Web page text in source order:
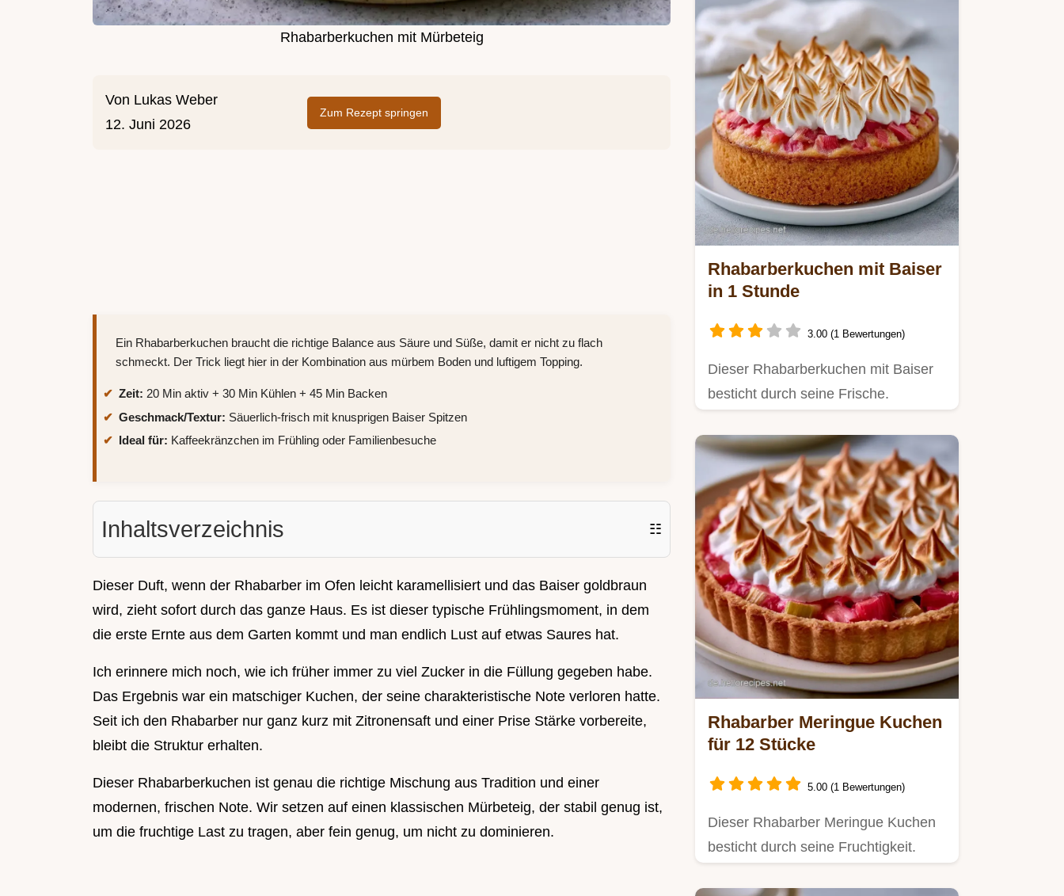
Rhabarberkuchen mit Mürbeteig
Von Lukas Weber
12. Juni 2026
Zum Rezept springen
Ein Rhabarberkuchen braucht die richtige Balance aus Säure und Süße, damit er nicht zu flach
schmeckt. Der Trick liegt hier in der Kombination aus mürbem Boden und luftigem Topping.
Zeit: 20 Min aktiv + 30 Min Kühlen + 45 Min Backen
Geschmack/Textur: Säuerlich-frisch mit knusprigen Baiser Spitzen
Ideal für: Kaffeekränzchen im Frühling oder Familienbesuche
Inhaltsverzeichnis ☷
Dieser Duft, wenn der Rhabarber im Ofen leicht karamellisiert und das Baiser goldbraun
wird, zieht sofort durch das ganze Haus. Es ist dieser typische Frühlingsmoment, in dem
die erste Ernte aus dem Garten kommt und man endlich Lust auf etwas Saures hat.
Ich erinnere mich noch, wie ich früher immer zu viel Zucker in die Füllung gegeben habe.
Das Ergebnis war ein matschiger Kuchen, der seine charakteristische Note verloren hatte.
Seit ich den Rhabarber nur ganz kurz mit Zitronensaft und einer Prise Stärke vorbereite,
bleibt die Struktur erhalten.
Dieser Rhabarberkuchen ist genau die richtige Mischung aus Tradition und einer
modernen, frischen Note. Wir setzen auf einen klassischen Mürbeteig, der stabil genug ist,
um die fruchtige Last zu tragen, aber fein genug, um nicht zu dominieren.
Rhabarberkuchen mit Baiser
in 1 Stunde
3.00 (1 Bewertungen)
Dieser Rhabarberkuchen mit Baiser
besticht durch seine Frische.
Rhabarber Meringue Kuchen
für 12 Stücke
5.00 (1 Bewertungen)
Dieser Rhabarber Meringue Kuchen
besticht durch seine Fruchtigkeit.